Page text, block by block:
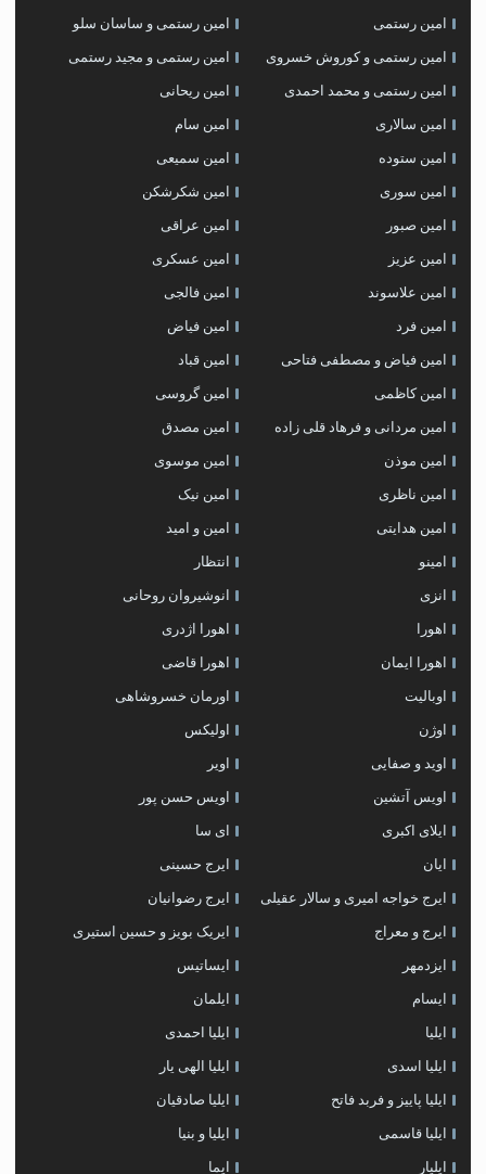
امین رستمی امین رستمی و ساسان سلو
امین رستمی و کوروش خسروی امین رستمی و مجید رستمی
امین رستمی و محمد احمدی امین ریحانی
امین سالاری امین سام
امین ستوده امین سمیعی
امین سوری امین شکرشکن
امین صبور امین عراقی
امین عزیز امین عسکری
امین علاسوند امین فالجی
امین فرد امین فیاض
امین فیاض و مصطفی فتاحی امین قباد
امین کاظمی امین گروسی
امین مردانی و فرهاد قلی زاده امین مصدق
امین موذن امین موسوی
امین ناظری امین نیک
امین هدایتی امین و امید
امینو انتظار
انزی انوشیروان روحانی
اهورا اهورا اژدری
اهورا ایمان اهورا قاضی
اوبالیت اورمان خسروشاهی
اوژن اولیکس
اوید و صفایی اویر
اویس آتشین اویس حسن پور
ايلاى اكبرى ای سا
ایان ایرج حسینی
ایرج خواجه امیری و سالار عقیلی ایرج رضوانیان
ایرج و معراج ایریک بویز و حسین استیری
ایزدمهر ایساتیس
ایسام ایلمان
ایلیا ایلیا احمدی
ایلیا اسدی ایلیا الهی یار
ایلیا پاییز و فربد فاتح ایلیا صادقیان
ایلیا قاسمی ایلیا و بنیا
ایلیار ایما